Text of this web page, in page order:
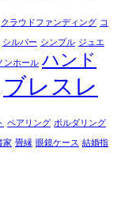
クラウドファンディング コ
シルバー シンプル ジュエ
ンホール ハンド
ブレスレ
ペアリング ボルダリング
家 畳縁 眼鏡ケース 結婚指